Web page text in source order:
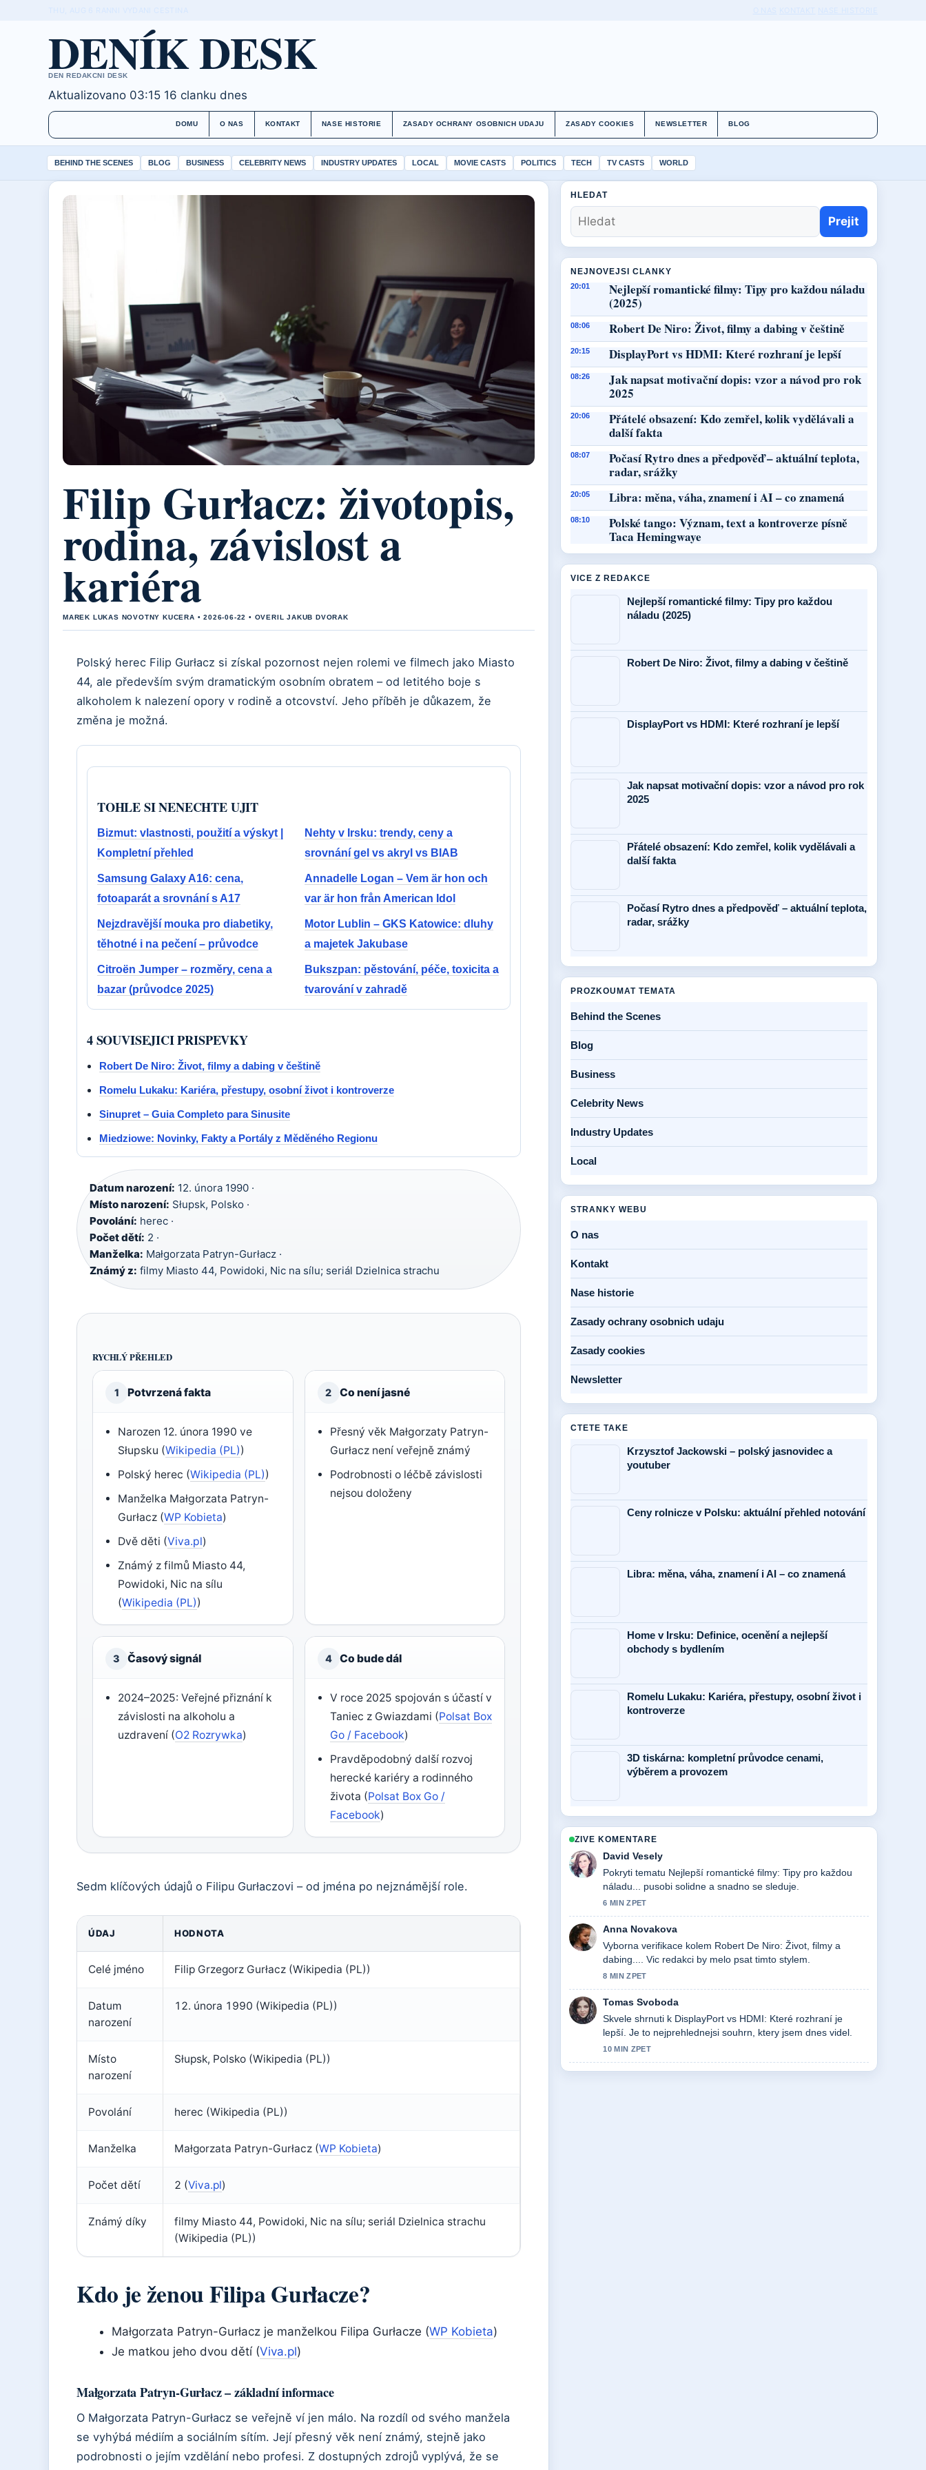
DENÍK DESK
DEN REDAKCNI DESK
Aktualizovano 03:15 16 clanku dnes
DOMU O NAS KONTAKT NASE HISTORIE ZASADY OCHRANY OSOBNICH UDAJU ZASADY COOKIES NEWSLETTER BLOG
BEHIND THE SCENES BLOG BUSINESS CELEBRITY NEWS INDUSTRY UPDATES LOCAL MOVIE CASTS POLITICS TECH TV CASTS WORLD
Filip Gurłacz: životopis,
rodina, závislost a
kariéra
MAREK LUKAS NOVOTNY KUCERA • 2026-06-22 • OVERIL JAKUB DVORAK
Polský herec Filip Gurłacz si získal pozornost nejen rolemi ve filmech jako Miasto
44, ale především svým dramatickým osobním obratem – od letitého boje s
alkoholem k nalezení opory v rodině a otcovství. Jeho příběh je důkazem, že
změna je možná.
TOHLE SI NENECHTE UJIT
Bizmut: vlastnosti, použití a výskyt |
Kompletní přehled
Nehty v Irsku: trendy, ceny a
srovnání gel vs akryl vs BIAB
Samsung Galaxy A16: cena,
fotoaparát a srovnání s A17
Annadelle Logan – Vem är hon och
var är hon från American Idol
Nejzdravější mouka pro diabetiky,
těhotné i na pečení – průvodce
Motor Lublin – GKS Katowice: dluhy
a majetek Jakubase
Citroën Jumper – rozměry, cena a
bazar (průvodce 2025)
Bukszpan: pěstování, péče, toxicita a
tvarování v zahradě
4 SOUVISEJICI PRISPEVKY
Robert De Niro: Život, filmy a dabing v češtině
Romelu Lukaku: Kariéra, přestupy, osobní život i kontroverze
Sinupret – Guia Completo para Sinusite
Miedziowe: Novinky, Fakty a Portály z Měděného Regionu
Datum narození: 12. února 1990 ·
Místo narození: Słupsk, Polsko ·
Povolání: herec ·
Počet dětí: 2 ·
Manželka: Małgorzata Patryn-Gurłacz ·
Známý z: filmy Miasto 44, Powidoki, Nic na sílu; seriál Dzielnica strachu
RYCHLÝ PŘEHLED
1 Potvrzená fakta
Narozen 12. února 1990 ve
Słupsku (Wikipedia (PL))
Polský herec (Wikipedia (PL))
Manželka Małgorzata Patryn-
Gurłacz (WP Kobieta)
Dvě děti (Viva.pl)
Známý z filmů Miasto 44,
Powidoki, Nic na sílu
(Wikipedia (PL))
2 Co není jasné
Přesný věk Małgorzaty Patryn-
Gurłacz není veřejně známý
Podrobnosti o léčbě závislosti
nejsou doloženy
3 Časový signál
2024–2025: Veřejné přiznání k
závislosti na alkoholu a
uzdravení (O2 Rozrywka)
4 Co bude dál
V roce 2025 spojován s účastí v
Taniec z Gwiazdami (Polsat Box
Go / Facebook)
Pravděpodobný další rozvoj
herecké kariéry a rodinného
života (Polsat Box Go /
Facebook)
Sedm klíčových údajů o Filipu Gurłaczovi – od jména po nejznámější role.
ÚDAJ HODNOTA
Celé jméno Filip Grzegorz Gurłacz (Wikipedia (PL))
Datum
narození
12. února 1990 (Wikipedia (PL))
Místo
narození
Słupsk, Polsko (Wikipedia (PL))
Povolání herec (Wikipedia (PL))
Manželka Małgorzata Patryn-Gurłacz (WP Kobieta)
Počet dětí 2 (Viva.pl)
Známý díky
filmy Miasto 44, Powidoki, Nic na sílu; seriál Dzielnica strachu
(Wikipedia (PL))
Kdo je ženou Filipa Gurłacze?
Małgorzata Patryn-Gurłacz je manželkou Filipa Gurłacze (WP Kobieta)
Je matkou jeho dvou dětí (Viva.pl)
Małgorzata Patryn-Gurłacz – základní informace
O Małgorzata Patryn-Gurłacz se veřejně ví jen málo. Na rozdíl od svého manžela
se vyhýbá médiím a sociálním sítím. Její přesný věk není známý, stejně jako
podrobnosti o jejím vzdělání nebo profesi. Z dostupných zdrojů vyplývá, že se
HLEDAT
Prejit
NEJNOVEJSI CLANKY
20:01
Nejlepší romantické filmy: Tipy pro každou náladu
(2025)
08:06 Robert De Niro: Život, filmy a dabing v češtině
20:15 DisplayPort vs HDMI: Které rozhraní je lepší
08:26
Jak napsat motivační dopis: vzor a návod pro rok
2025
20:06
Přátelé obsazení: Kdo zemřel, kolik vydělávali a
další fakta
08:07
Počasí Rytro dnes a předpověď – aktuální teplota,
radar, srážky
20:05 Libra: měna, váha, znamení i AI – co znamená
08:10
Polské tango: Význam, text a kontroverze písně
Taca Hemingwaye
VICE Z REDAKCE
Nejlepší romantické filmy: Tipy pro každou
náladu (2025)
Robert De Niro: Život, filmy a dabing v češtině
DisplayPort vs HDMI: Které rozhraní je lepší
Jak napsat motivační dopis: vzor a návod pro rok
2025
Přátelé obsazení: Kdo zemřel, kolik vydělávali a
další fakta
Počasí Rytro dnes a předpověď – aktuální teplota,
radar, srážky
PROZKOUMAT TEMATA
Behind the Scenes
Blog
Business
Celebrity News
Industry Updates
Local
STRANKY WEBU
O nas
Kontakt
Nase historie
Zasady ochrany osobnich udaju
Zasady cookies
Newsletter
CTETE TAKE
Krzysztof Jackowski – polský jasnovidec a
youtuber
Ceny rolnicze v Polsku: aktuální přehled notování
Libra: měna, váha, znamení i AI – co znamená
Home v Irsku: Definice, ocenění a nejlepší
obchody s bydlením
Romelu Lukaku: Kariéra, přestupy, osobní život i
kontroverze
3D tiskárna: kompletní průvodce cenami,
výběrem a provozem
ZIVE KOMENTARE
David Vesely
Pokryti tematu Nejlepší romantické filmy: Tipy pro každou
náladu... pusobi solidne a snadno se sleduje.
6 MIN ZPET
Anna Novakova
Vyborna verifikace kolem Robert De Niro: Život, filmy a
dabing.... Vic redakci by melo psat timto stylem.
8 MIN ZPET
Tomas Svoboda
Skvele shrnuti k DisplayPort vs HDMI: Které rozhraní je
lepší. Je to nejprehlednejsi souhrn, ktery jsem dnes videl.
10 MIN ZPET